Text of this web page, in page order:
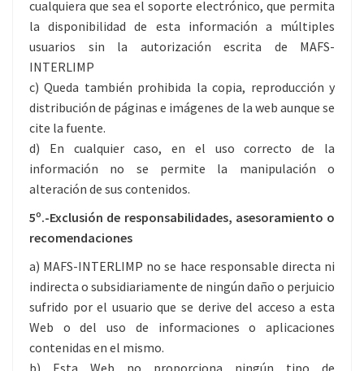
cualquiera que sea el soporte electrónico, que permita
la disponibilidad de esta información a múltiples
usuarios sin la autorización escrita de MAFS-
INTERLIMP
c) Queda también prohibida la copia, reproducción y
distribución de páginas e imágenes de la web aunque se
cite la fuente.
d) En cualquier caso, en el uso correcto de la
información no se permite la manipulación o
alteración de sus contenidos.
5º.-Exclusión de responsabilidades, asesoramiento o
recomendaciones
a) MAFS-INTERLIMP no se hace responsable directa ni
indirecta o subsidiariamente de ningún daño o perjuicio
sufrido por el usuario que se derive del acceso a esta
Web o del uso de informaciones o aplicaciones
contenidas en el mismo.
b) Esta Web no proporciona ningún tipo de